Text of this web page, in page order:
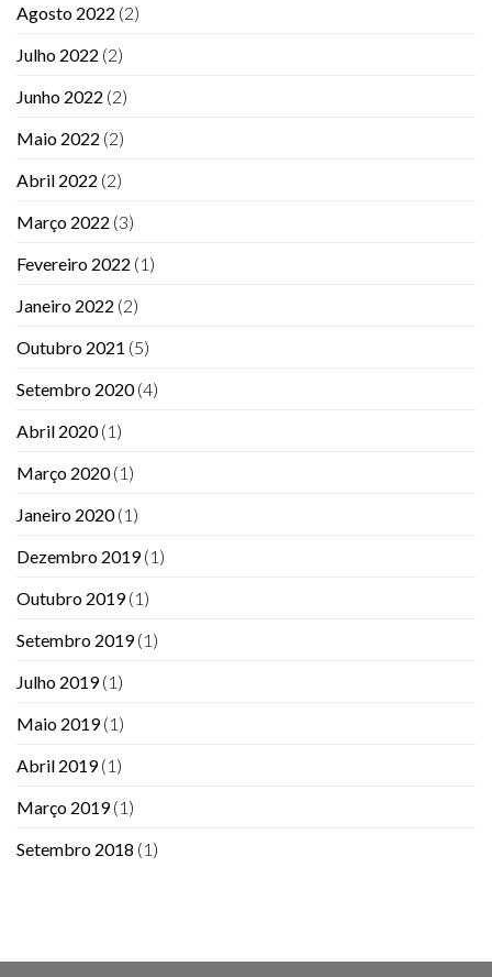
Agosto 2022 (2)
Julho 2022 (2)
Junho 2022 (2)
Maio 2022 (2)
Abril 2022 (2)
Março 2022 (3)
Fevereiro 2022 (1)
Janeiro 2022 (2)
Outubro 2021 (5)
Setembro 2020(4)
Abril 2020(1)
Março 2020(1)
Janeiro 2020(1)
Dezembro 2019(1)
Outubro 2019(1)
Setembro 2019(1)
Julho 2019(1)
Maio 2019(1)
Abril 2019(1)
Março 2019(1)
Setembro 2018 (1)